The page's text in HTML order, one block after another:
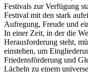
Festivals zur Verfügung
Festival mit den stark
Aufregung, Freude und
In einer Zeit, in der die
Herausforderung steht,
einstehen, um
Friedensförderung und
Lächeln zu einem